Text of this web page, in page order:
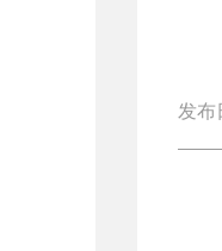
发布